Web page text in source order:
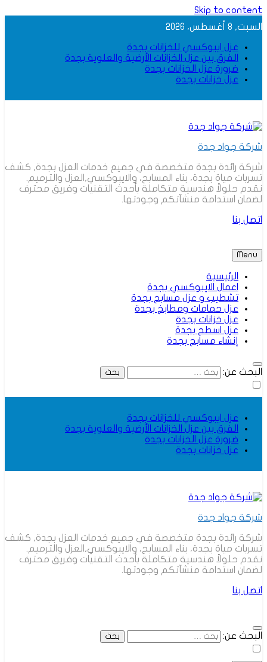
Skip to content
السبت, 8 أغسطس، 2026
عزل ايبوكسي للخزانات بجدة
الفرق بين عزل الخزانات الأرضية والعلوية بجدة
ضرورة عزل الخزانات بجدة
عزل خزانات بجدة
شركة جواد جدة
شركة رائدة بجدة متخصصة في جميع خدمات العزل بجدة, كشف
تسربات مياة بجدة، بناء المسابح، والايبوكسي,العزل والترميم.
نقدم حلولاً هندسية متكاملة بأحدث التقنيات وفريق محترف
لضمان استدامة منشآتكم وجودتها.
اتصل بنا
Menu
الرئيسية
اعمال الايبوكسي بجدة
تشطيب و عزل مسابح بجدة
عزل حمامات ومطابخ بجدة
عزل خزانات بجدة
عزل اسطح بجدة
إنشاء مسابح بجدة
البحث عن:
عزل ايبوكسي للخزانات بجدة
الفرق بين عزل الخزانات الأرضية والعلوية بجدة
ضرورة عزل الخزانات بجدة
عزل خزانات بجدة
شركة جواد جدة
شركة رائدة بجدة متخصصة في جميع خدمات العزل بجدة, كشف
تسربات مياة بجدة، بناء المسابح، والايبوكسي,العزل والترميم.
نقدم حلولاً هندسية متكاملة بأحدث التقنيات وفريق محترف
لضمان استدامة منشآتكم وجودتها.
اتصل بنا
البحث عن: